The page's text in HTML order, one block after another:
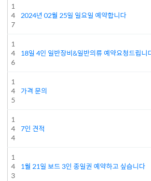
1
4
7
2024년 02월 25일 일요일 예약합니다
1
4
6
18일 4인 일반장비&일반의류 예약요청드립니
1
4
5
가격 문의
1
4
4
7인 견적
1
4
3
1월 21일 보드 3인 종일권 예약하고 싶습니다